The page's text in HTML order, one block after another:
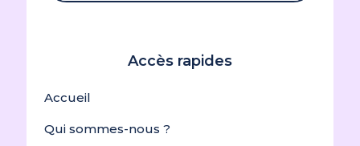
Accès rapides
Accueil
Qui sommes-nous ?